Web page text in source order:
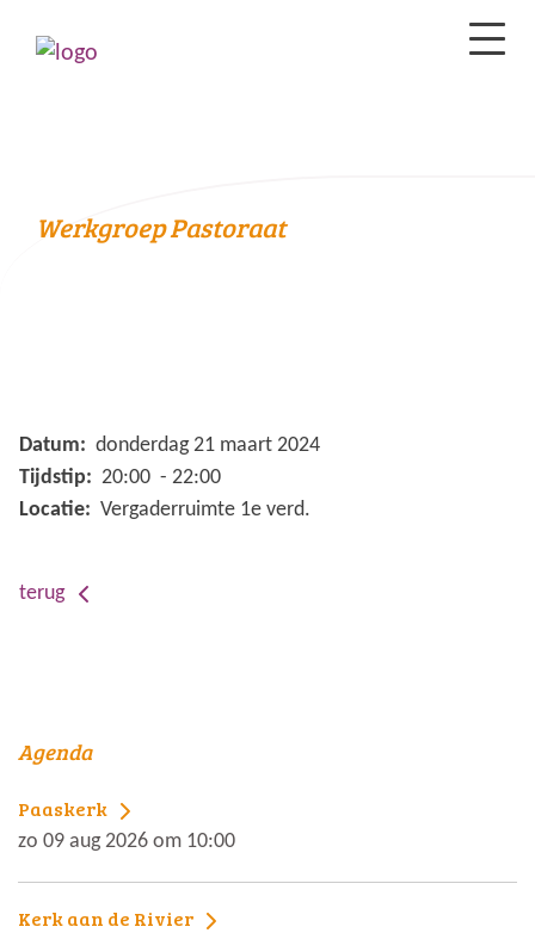
Werkgroep Pastoraat
Datum: donderdag 21 maart 2024
Tijdstip: 20:00 - 22:00
Locatie: Vergaderruimte 1e verd.
terug
Agenda
Paaskerk
zo 09 aug 2026 om 10:00
Kerk aan de Rivier